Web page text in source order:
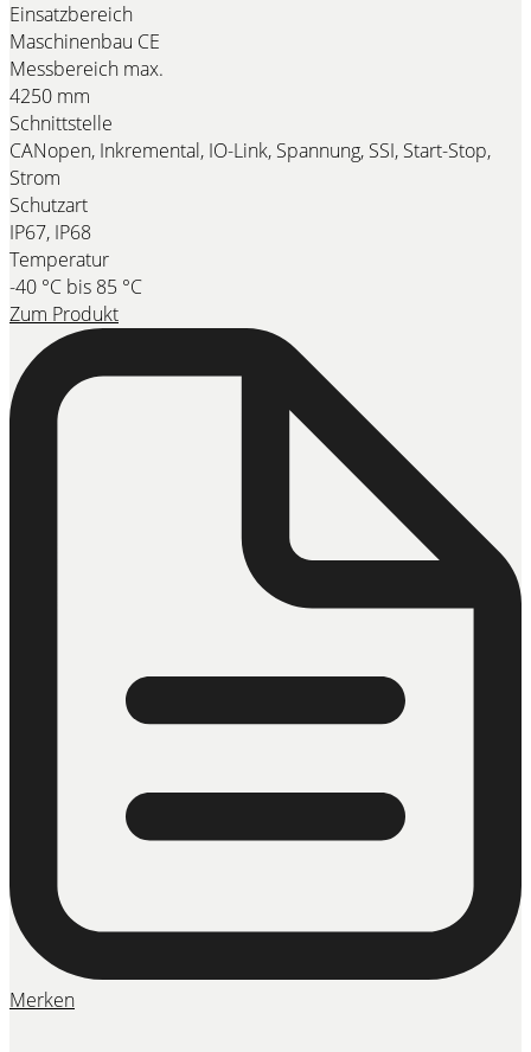
Einsatzbereich
Maschinenbau CE
Messbereich max.
4250 mm
Schnittstelle
CANopen, Inkremental, IO-Link, Spannung, SSI, Start-Stop,
Strom
Schutzart
IP67, IP68
Temperatur
-40 °C bis 85 °C
Zum Produkt
Merken